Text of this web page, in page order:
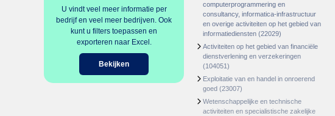
U vindt veel meer informatie per
bedrijf en veel meer bedrijven. Ook
kunt u filters toepassen en
exporteren naar Excel.
Bekijken
computerprogrammering en
consultancy, informatica-infrastructuur
en overige activiteiten op het gebied van
informatiediensten (22029)
Activiteiten op het gebied van financiële
dienstverlening en verzekeringen
(104051)
Exploitatie van en handel in onroerend
goed (23007)
Wetenschappelijke en technische
activiteiten en specialistische zakelijke